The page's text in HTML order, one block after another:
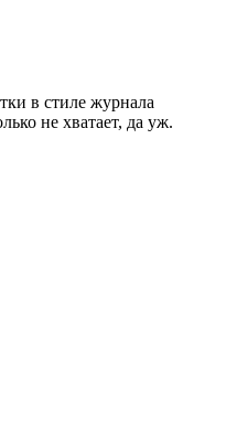
в стиле журнала
не хватает, да уж.